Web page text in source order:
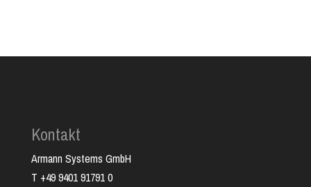
Kontakt
Armann Systems GmbH
T +49 9401 91791 0